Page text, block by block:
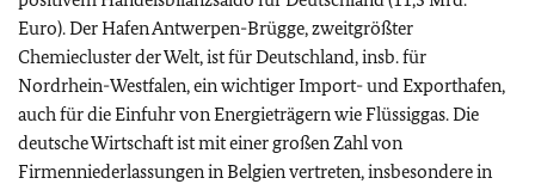
Euro). Der Hafen Antwerpen-Brügge, zweitgrößter
Chemiecluster der Welt, ist für Deutschland, insb. für
Nordrhein-Westfalen, ein wichtiger Import- und Exporthafen,
auch für die Einfuhr von Energieträgern wie Flüssiggas. Die
deutsche Wirtschaft ist mit einer großen Zahl von
Firmenniederlassungen in Belgien vertreten, insbesondere in